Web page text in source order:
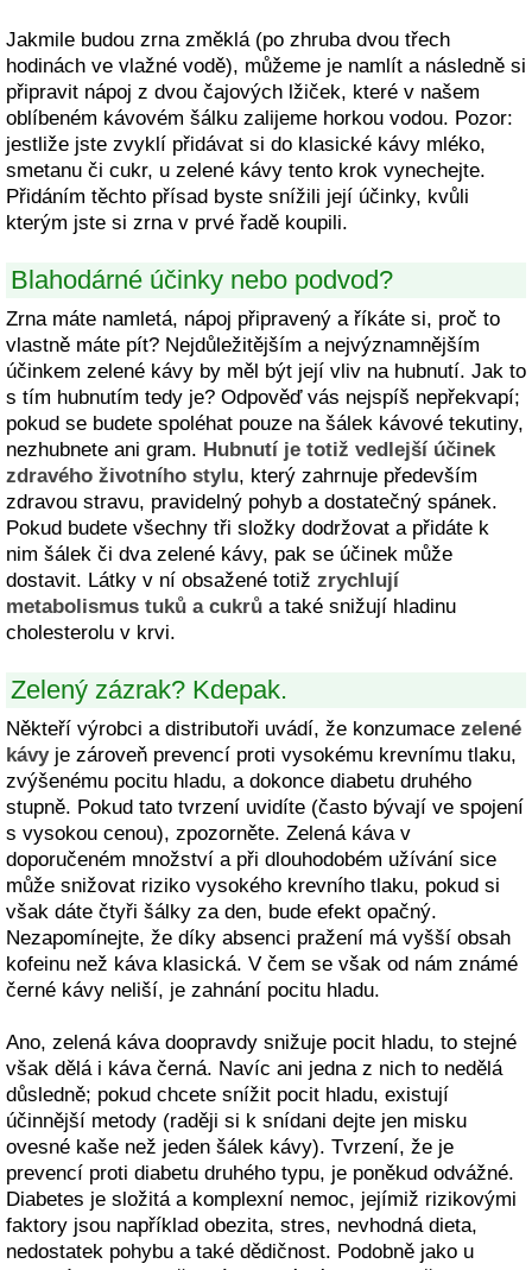
Jakmile budou zrna změklá (po zhruba dvou třech
hodinách ve vlažné vodě), můžeme je namlít a následně si
připravit nápoj z dvou čajových lžiček, které v našem
oblíbeném kávovém šálku zalijeme horkou vodou. Pozor:
jestliže jste zvyklí přidávat si do klasické kávy mléko,
smetanu či cukr, u zelené kávy tento krok vynechejte.
Přidáním těchto přísad byste snížili její účinky, kvůli
kterým jste si zrna v prvé řadě koupili.
Blahodárné účinky nebo podvod?
Zrna máte namletá, nápoj připravený a říkáte si, proč to
vlastně máte pít? Nejdůležitějším a nejvýznamnějším
účinkem zelené kávy by měl být její vliv na hubnutí. Jak to
s tím hubnutím tedy je? Odpověď vás nejspíš nepřekvapí;
pokud se budete spoléhat pouze na šálek kávové tekutiny,
nezhubnete ani gram. Hubnutí je totiž vedlejší účinek
zdravého životního stylu, který zahrnuje především
zdravou stravu, pravidelný pohyb a dostatečný spánek.
Pokud budete všechny tři složky dodržovat a přidáte k
nim šálek či dva zelené kávy, pak se účinek může
dostavit. Látky v ní obsažené totiž zrychlují
metabolismus tuků a cukrů a také snižují hladinu
cholesterolu v krvi.
Zelený zázrak? Kdepak.
Někteří výrobci a distributoři uvádí, že konzumace zelené
kávyje zároveň prevencí proti vysokému krevnímu tlaku,
zvýšenému pocitu hladu, a dokonce diabetu druhého
stupně. Pokud tato tvrzení uvidíte (často bývají ve spojení
s vysokou cenou), zpozorněte. Zelená káva v
doporučeném množství a při dlouhodobém užívání sice
může snižovat riziko vysokého krevního tlaku, pokud si
však dáte čtyři šálky za den, bude efekt opačný.
Nezapomínejte, že díky absenci pražení má vyšší obsah
kofeinu než káva klasická. V čem se však od nám známé
černé kávy neliší, je zahnání pocitu hladu.
Ano, zelená káva doopravdy snižuje pocit hladu, to stejné
však dělá i káva černá. Navíc ani jedna z nich to nedělá
důsledně; pokud chcete snížit pocit hladu, existují
účinnější metody (raději si k snídani dejte jen misku
ovesné kaše než jeden šálek kávy). Tvrzení, že je
prevencí proti diabetu druhého typu, je poněkud odvážné.
Diabetes je složitá a komplexní nemoc, jejímiž rizikovými
faktory jsou například obezita, stres, nevhodná dieta,
nedostatek pohybu a také dědičnost. Podobně jako u